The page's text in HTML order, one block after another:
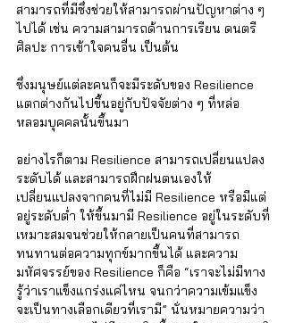
สามารถที่มีซึ่งช่วยให้สามารถผ่านปัญหาต่าง ๆ
ไปได้ เช่น ความสามารถด้านการเรียน ดนตรี
ศิลปะ การเข้าใจคนอื่น เป็นต้น
ซึ่งมนุษย์แต่ละคนก็จะมีระดับของ Resilience
แตกต่างกันไปขึ้นอยู่กับปัจจัยต่าง ๆ ที่หล่อ
หลอมบุคคลนั้นขึ้นมา
อย่างไรก็ตาม Resilience สามารถเปลี่ยนแปลง
ระดับได้ และสามารถฝึกฝนตนเองให้
เปลี่ยนแปลงจากคนที่ไม่มี Resilience หรือมีแต่
อยู่ระดับต่ำ ให้ขึ้นมามี Resilience อยู่ในระดับที่
เหมาะสมจนช่วยให้กลายเป็นคนที่สามารถ
ทนทานต่อความทุกข์มากขึ้นได้ และความ
มหัศจรรย์ของ Resilience ก็คือ “เราจะไม่มีทาง
รู้ว่าเราแข็งแกร่งแค่ไหน จนกว่าความเข้มแข็ง
จะเป็นทางเลือกเดียวที่เรามี” นั่นหมายความว่า